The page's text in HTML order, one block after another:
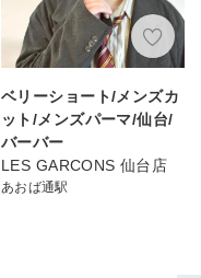
ベリーショート/メンズカ
ット/メンズパーマ/仙台/
バーバー
LES GARCONS 仙台店
あおば通駅